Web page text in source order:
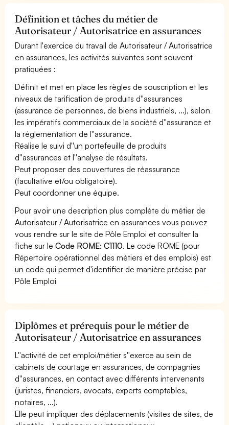
Définition et tâches du métier de
Autorisateur / Autorisatrice en assurances
Durant l'exercice du travail de Autorisateur / Autorisatrice
en assurances, les activités suivantes sont souvent
pratiquées :
Définit et met en place les règles de souscription et les
niveaux de tarification de produits d''assurances
(assurance de personnes, de biens industriels, ...), selon
les impératifs commerciaux de la société d''assurance et
la réglementation de l''assurance.
Réalise le suivi d''un portefeuille de produits
d''assurances et l''analyse de résultats.
Peut proposer des couvertures de réassurance
(facultative et/ou obligatoire).
Peut coordonner une équipe.
Pour avoir une description plus complète du métier de
Autorisateur / Autorisatrice en assurances vous pouvez
vous rendre sur le site de Pôle Emploi et consulter la
fiche sur leCode ROME: C1110. Le code ROME (pour
Répertoire opérationnel des métiers et des emplois) est
un code qui permet d'identifier de manière précise par
Pôle Emploi
Diplômes et prérequis pour le métier de
Autorisateur / Autorisatrice en assurances
L''activité de cet emploi/métier s''exerce au sein de
cabinets de courtage en assurances, de compagnies
d''assurances, en contact avec différents intervenants
(juristes, financiers, avocats, experts comptables,
notaires, ...).
Elle peut impliquer des déplacements (visites de sites, de